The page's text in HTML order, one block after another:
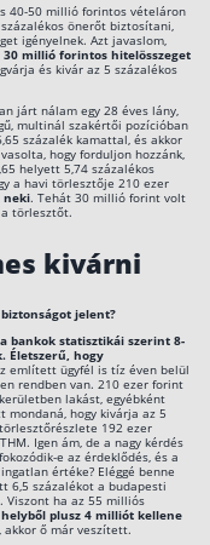
40-50 millió forintos vételáron
önerőt biztosítani,
igényelnek. Azt javaslom,
millió forintos hitelösszeget
és kivár az 5 százalékos
járt nálam egy 28 éves lány,
multinál szakértői pozícióban
százalék kamattal, és akkor
hogy forduljon hozzánk,
helyett 5,74 százalékos
a havi törlesztője 210 ezer
neki. Tehát 30 millió forint volt
törlesztőt.
kivárni
jelent?
bankok statisztikái szerint 8-
Életszerű, hogy
említett ügyfél is tíz éven belül
rendben van. 210 ezer forint
lakást, egyébként
hogy kivárja az 5
192 ezer
Igen ám, de a nagy kérdés
e az érdeklődés, és a
értéke? Eléggé benne
6,5 százalékot a budapesti
Viszont ha az 55 milliós
plusz 4 milliót kellene
akkor ő már veszített.